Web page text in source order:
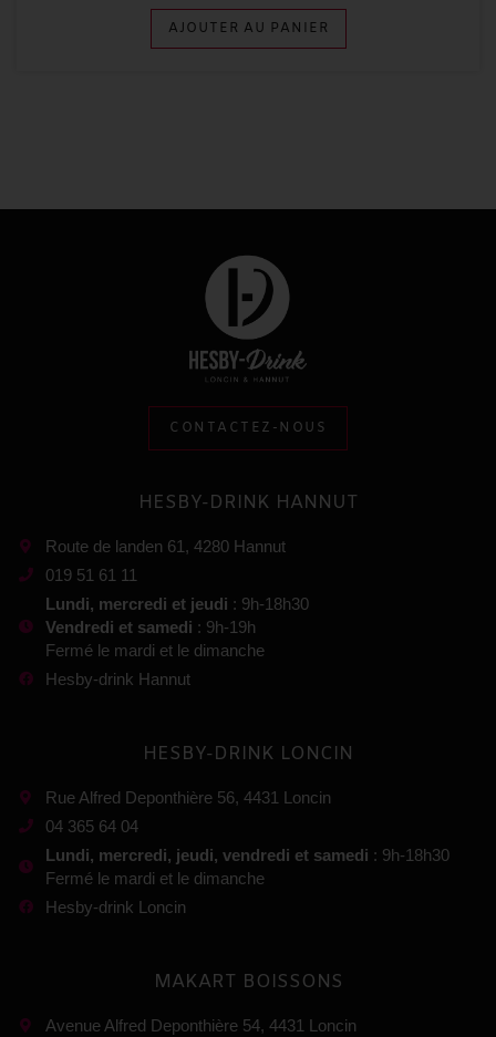
AJOUTER AU PANIER
CONTACTEZ-NOUS
HESBY-DRINK HANNUT
Route de landen 61, 4280 Hannut
019 51 61 11
Lundi, mercredi et jeudi : 9h-18h30
Vendredi et samedi : 9h-19h
Fermé le mardi et le dimanche
Hesby-drink Hannut
HESBY-DRINK LONCIN
Rue Alfred Deponthière 56, 4431 Loncin
04 365 64 04
Lundi, mercredi, jeudi, vendredi et samedi : 9h-18h30
Fermé le mardi et le dimanche
Hesby-drink Loncin
MAKART BOISSONS
Avenue Alfred Deponthière 54, 4431 Loncin